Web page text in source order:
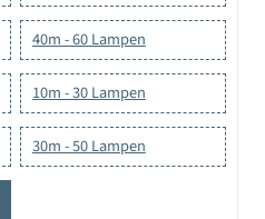
40m - 60 Lampen
10m - 30 Lampen
30m - 50 Lampen